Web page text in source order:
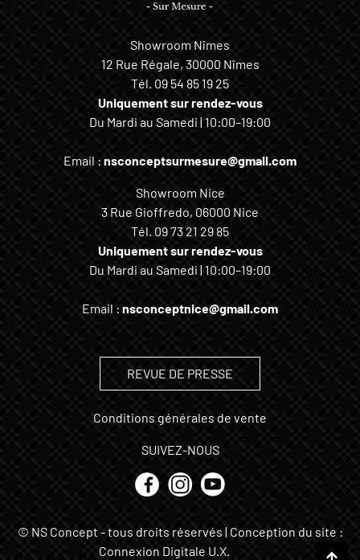
Showroom Nîmes
12 Rue Régale, 30000 Nîmes
Tél. 09 54 85 19 25
Uniquement sur rendez-vous
Du Mardi au Samedi | 10:00–19:00
Email : nsconceptsurmesure@gmail.com
Showroom Nice
3 Rue Gioffredo, 06000 Nice
Tél. 09 73 21 29 85
Uniquement sur rendez-vous
Du Mardi au Samedi | 10:00–19:00
Email : nsconceptnice@gmail.com
REVUE DE PRESSE
Conditions générales de vente
SUIVEZ-NOUS
© NS Concept - tous droits réservés | Conception du site :
Connexion Digitale U.X.